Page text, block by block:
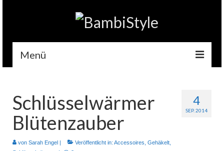
Menü
Gehäkelt
Accessoires
Handytaschen
4
SEP. 2014
Schlüsselwärmer
Blütenzauber
von Sarah Engel Veröffentlicht in: Accessoires, Gehäkelt,